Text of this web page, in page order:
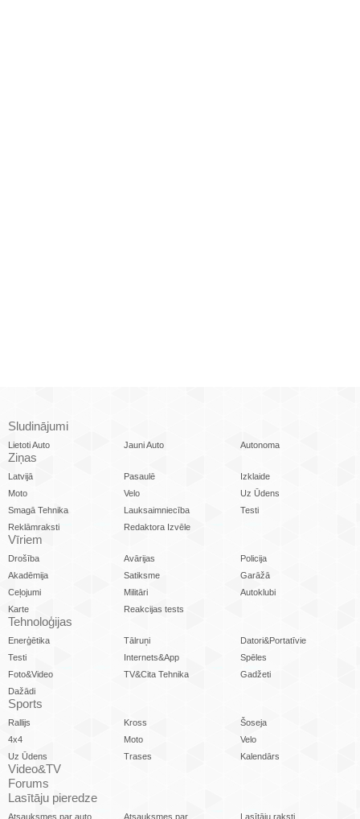
Sludinājumi
Lietoti Auto Jauni Auto Autonoma
Ziņas
Latvijā Pasaulē
Izklaide
Moto
Velo
Uz Ūdens
Smagā Tehnika
Lauksaimniecība
Testi
Reklāmraksti
Redaktora Izvēle
Vīriem
Drošība Avārijas
Policija
Akadēmija
Satiksme
Garāžā
Ceļojumi
Militāri
Autoklubi
Karte
Reakcijas tests
Tehnoloģijas
Enerģētika Tālruņi
Datori&Portatīvie
Testi
Internets&App
Spēles
Foto&Video
TV&Cita Tehnika
Gadžeti
Dažādi
Sports
Rallijs Kross
Šoseja
4x4
Moto
Velo
Uz Ūdens
Trases Kalendārs
Video&TV
Forums
Lasītāju pieredze
Atsauksmes par auto Atsauksmes par Lasītāju raksti